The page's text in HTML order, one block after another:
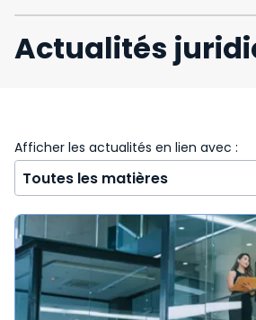
Actualités
Afficher les actualités en lien avec :